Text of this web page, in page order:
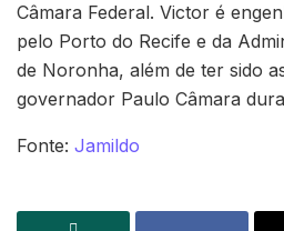
Câmara Federal. Victor é
pelo Porto do Recife e da
de Noronha, além de ter sido
governador Paulo Câmara
Fonte: Jamildo